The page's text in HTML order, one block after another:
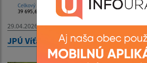
29.04.2026
JPÚ Víťaz - Dolina -publicita-